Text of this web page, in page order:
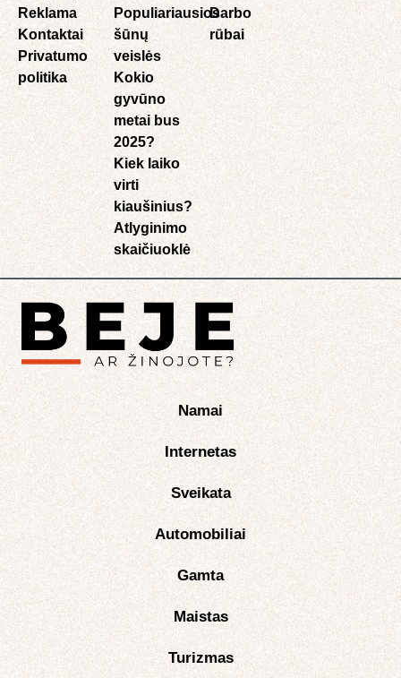
Reklama
Kontaktai
Privatumo
politika
Populiariausios
šūnų
veislės
Kokio
gyvūno
metai bus
2025?
Kiek laiko
virti
kiaušinius?
Atlyginimo
skaičiuoklė​
Darbo
rūbai
Namai
Internetas
Sveikata
Automobiliai
Gamta
Maistas
Turizmas